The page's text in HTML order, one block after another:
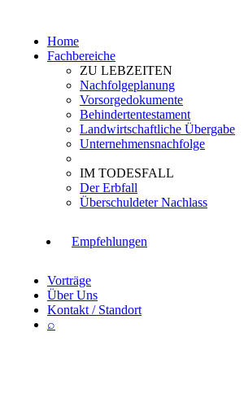
Home
Fachbereiche
ZU LEBZEITEN
Nachfolgeplanung
Vorsorgedokumente
Behindertentestament
Landwirtschaftliche Übergabe
Unternehmensnachfolge
IM TODESFALL
Der Erbfall
Überschuldeter Nachlass
Empfehlungen
Vorträge
Über Uns
Kontakt / Standort
⌕